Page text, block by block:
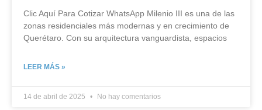
Clic Aquí Para Cotizar​ WhatsApp Milenio III es una de las
zonas residenciales más modernas y en crecimiento de
Querétaro. Con su arquitectura vanguardista, espacios
LEER MÁS »
14 de abril de 2025 No hay comentarios